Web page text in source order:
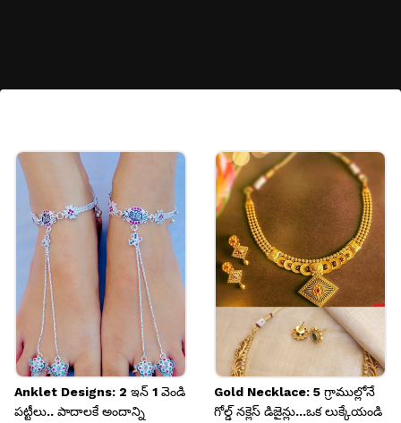
ఇది దక్షిణ భారత కళ స్ఫూర్తితో చేసిన క్లాసిక్ ముత్యాల
హారం. ఇది చాలా వరుసలలో వస్తుంది. అంచులకు ఉన్న
పచ్చ పూసలు దీని అందాన్ని మరింత పెంచుతున్నాయి.
లాకెట్ మరింత అందాన్ని తెస్తుంది.
Image credits: instagram
Anklet Designs: 2 ఇన్ 1 వెండి
పట్టీలు.. పాదాలకే అందాన్ని
Gold Necklace: 5 గ్రాముల్లోనే
గోల్డ్ నక్లెస్ డిజైన్లు...ఒక లుక్కేయండి